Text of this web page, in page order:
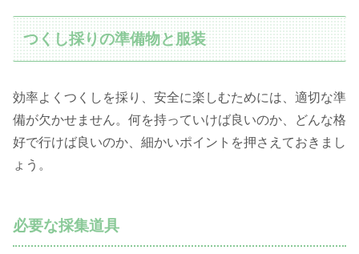
つくし採りの準備物と服装
効率よくつくしを採り、安全に楽しむためには、適切な準
備が欠かせません。何を持っていけば良いのか、どんな格
好で行けば良いのか、細かいポイントを押さえておきまし
ょう。
必要な採集道具